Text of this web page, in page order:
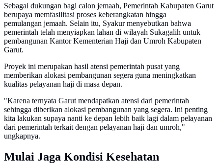
Sebagai dukungan bagi calon jemaah, Pemerintah Kabupaten Garut
berupaya memfasilitasi proses keberangkatan hingga
pemulangan jemaah. Selain itu, Syakur menyebutkan bahwa
pemerintah telah menyiapkan lahan di wilayah Sukagalih untuk
pembangunan Kantor Kementerian Haji dan Umroh Kabupaten
Garut.
Proyek ini merupakan hasil atensi pemerintah pusat yang
memberikan alokasi pembangunan segera guna meningkatkan
kualitas pelayanan haji di masa depan.
"Karena ternyata Garut mendapatkan atensi dari pemerintah
sehingga diberikan alokasi pembangunan yang segera. Ini penting
kita lakukan supaya nanti ke depan lebih baik lagi dalam pelayanan
dari pemerintah terkait dengan pelayanan haji dan umroh,"
ungkapnya.
Mulai Jaga Kondisi Kesehatan